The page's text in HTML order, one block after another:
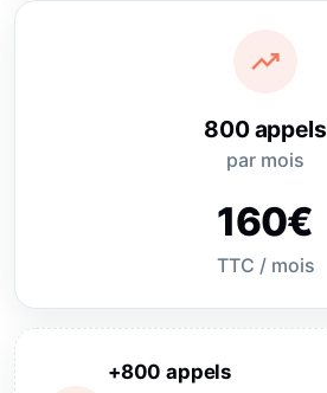
trending_up
800 appels
par mois
160€
TTC / mois
+800 appels